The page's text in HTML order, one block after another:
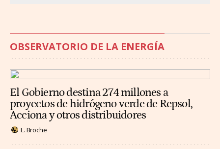
OBSERVATORIO DE LA ENERGÍA
El Gobierno destina 274 millones a
proyectos de hidrógeno verde de Repsol,
Acciona y otros distribuidores
L. Broche